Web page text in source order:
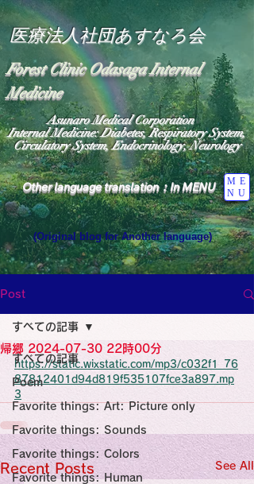
医療法人社団あすなろ会
Forest Clinic Odasaga Internal
Medicine
Other language translation：In MENU
ME
NU
Asunaro Medical Corporation
Internal Medicine: Diabetes, Respiratory System,
Circulatory System, Endocrinology, Neurology
(Original blog for Another language)
Heavens: Beyond the Universe: The World
the God of Light Resides"
Medicine Specialist
Specialist
Wide Blog
Medicine
Religion
Post
すべての記事
Poem
Favorite things: Art: Picture only
Favorite things: Sounds
Favorite things: Colors
Favorite things: Human
すべての記事
帰郷 2024-07-30 22時00分
https://static.wixstatic.com/mp3/c032f1_76
87812401d94d819f535107fce3a897.mp
3
Recent Posts See All